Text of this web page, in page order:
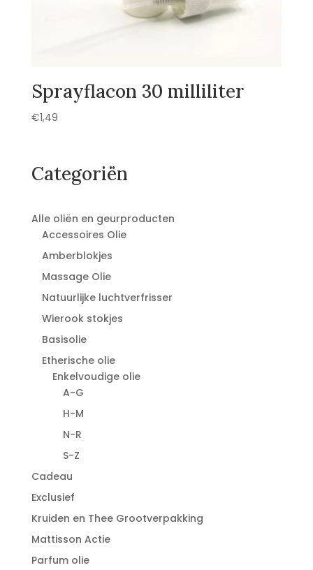
Sprayflacon 30 milliliter
€1,49
Categoriën
Alle oliën en geurproducten
Accessoires Olie
Amberblokjes
Massage Olie
Natuurlijke luchtverfrisser
Wierook stokjes
Basisolie
Etherische olie
Enkelvoudige olie
A-G
H-M
N-R
S-Z
Cadeau
Exclusief
Kruiden en Thee Grootverpakking
Mattisson Actie
Parfum olie